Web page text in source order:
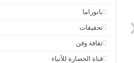
بانوراما
تحقيقات
ثقافة وفن
قناة الحضارة للأنباء